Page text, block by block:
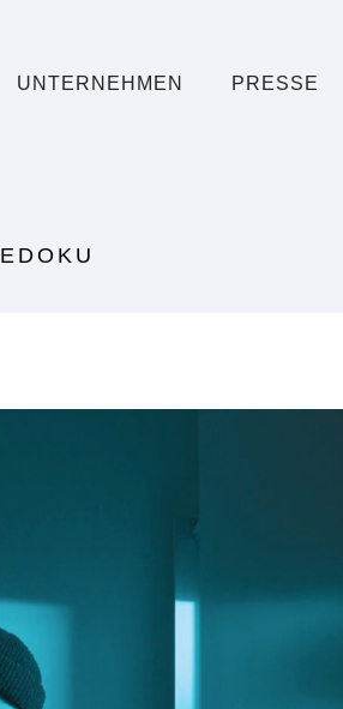
UNTERNEHMEN PRESSE